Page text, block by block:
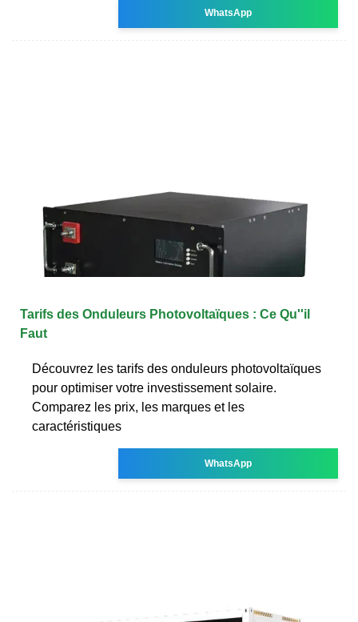
WhatsApp
Tarifs des Onduleurs Photovoltaïques : Ce Qu''il
Faut
Découvrez les tarifs des onduleurs photovoltaïques
pour optimiser votre investissement solaire.
Comparez les prix, les marques et les
caractéristiques
WhatsApp